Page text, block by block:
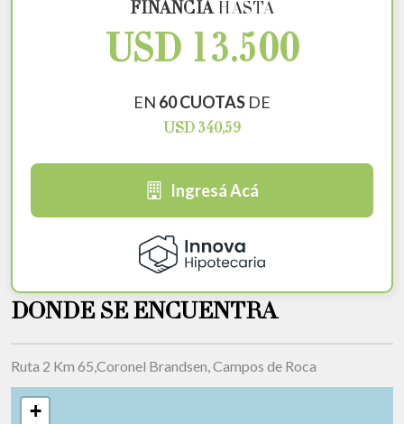
FINANCIÁHASTA
USD 13.500
EN 60 CUOTAS DE
USD 340,59
Ingresá Acá
DONDE SE ENCUENTRA
Ruta 2 Km 65,Coronel Brandsen, Campos de Roca
+